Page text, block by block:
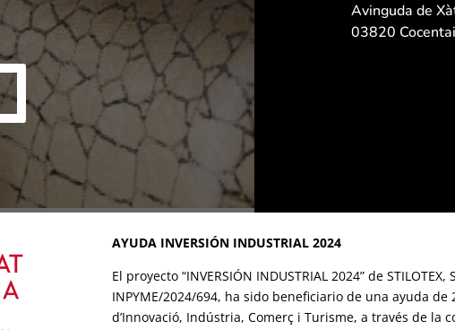
Avinguda de
03820
AYUDA INVERSIÓN INDUSTRIAL 2024
El proyecto “INVERSIÓN INDUSTRIAL 2024” de
INPYME/2024/694, ha sido beneficiario de una ayuda
d’Innovació, Indústria, Comerç i Turisme, a través de la